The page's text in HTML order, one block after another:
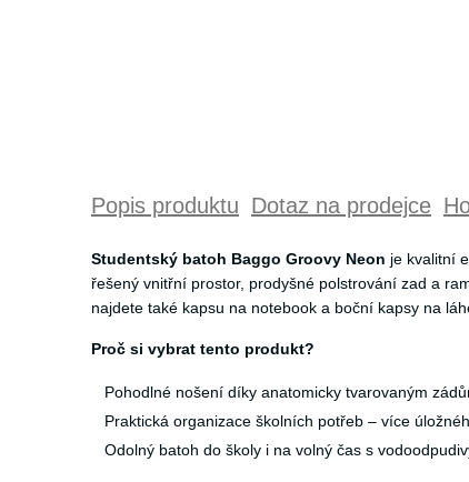
Popis produktu Dotaz na prodejce
Studentský batoh Baggo Groovy Neon je kvalitní
řešený vnitřní prostor, prodyšné polstrování zad a
najdete také kapsu na notebook a boční kapsy na
Proč si vybrat tento produkt?
Pohodlné nošení díky anatomicky tvarovaným
Praktická organizace školních potřeb – více
Odolný batoh do školy i na volný čas s